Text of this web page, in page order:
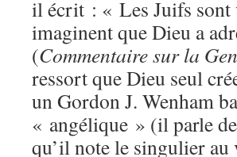
il écrit : « Les Juifs
imaginent que Dieu a
(Commentaire sur la
ressort que Dieu seul
un Gordon J. Wenham
« angélique » (il parle
qu’il note le singulier au